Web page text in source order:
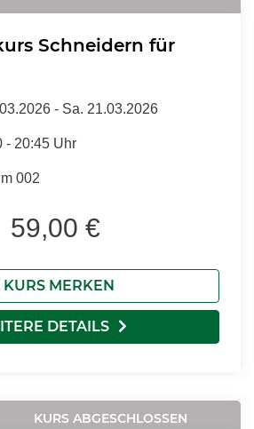
Schneidern für
- Sa. 21.03.2026
- 20:45 Uhr
002
59,00 €
KURS MERKEN
DETAILS
KURS ABGESCHLOSSEN